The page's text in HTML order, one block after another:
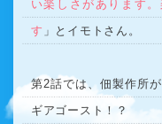
い楽しさがあります
す 」とイモトさん。
第2話では、佃製作所
ギアゴースト！？